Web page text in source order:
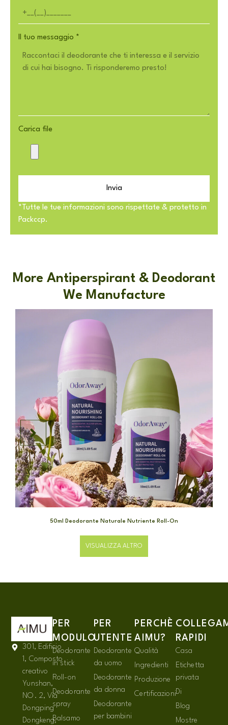
Il tuo messaggio *
Carica file
Invia
*Tutte le tue informazioni sono rispettate & protetto in
Packccp.
More Antiperspirant & Deodorant
We Manufacture
50ml Deodorante Naturale Nutriente Roll-On
VISUALIZZA ALTRO
301, Edificio
1, Composto
creativo
Yunshan,
NO. 2, Via
Dongping
Dongkeng,
PER
MODULO
Deodorante
in stick
Roll-on
Deodorante
spray
Balsamo
PER
UTENTE
Deodorante
da uomo
Deodorante
da donna
Deodorante
per bambini
PERCHÈ
AIMU?
Qualità
Ingredienti
Produzione
Certificazioni
RAPIDI
Casa
Etichetta
privata
Di
Blog
Mostre